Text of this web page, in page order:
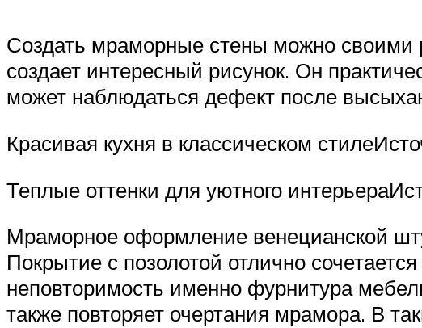
Создать мраморные стены можно своими
создает интересный рисунок. Он
может наблюдаться дефект после
Красивая кухня в классическом
Теплые оттенки для уютного
Мраморное оформление венецианской
Покрытие с позолотой отлично
неповторимость именно фурнитура
также повторяет очертания мрамора. В